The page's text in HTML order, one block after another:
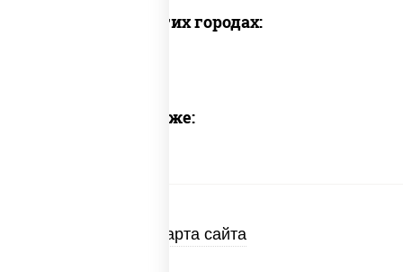
Доставка в других городах:
Предлагаем также:
Карта сайта